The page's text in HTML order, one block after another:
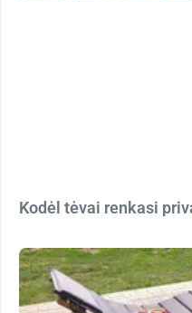
Kodėl tėvai renkasi